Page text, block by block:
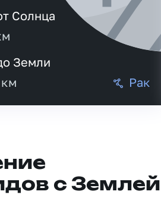
Солнца
Земли
Рак
с Землей